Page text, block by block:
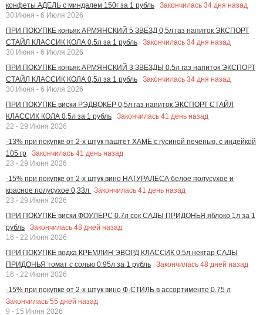
конфеты АДЕЛЬ с миндалем 150г за 1 рубль
Закончилась 34 дня назад
30 Июня - 6 Июля 2026
ПРИ ПОКУПКЕ коньяк АРМЯНСКИЙ 5 ЗВЕЗД 0,5л газ напиток ЭКСПОРТ
СТАЙЛ КЛАССИК КОЛА 0,5л за 1 рубль
Закончилась 34 дня назад
30 Июня - 6 Июля 2026
ПРИ ПОКУПКЕ коньяк АРМЯНСКИЙ 3 ЗВЕЗДЫ 0,5л газ напиток ЭКСПОРТ
СТАЙЛ КЛАССИК КОЛА 0,5л за 1 рубль
Закончилась 34 дня назад
30 Июня - 6 Июля 2026
ПРИ ПОКУПКЕ виски РЭДВОКЕР 0,5л газ напиток ЭКСПОРТ СТАЙЛ
КЛАССИК КОЛА 0,5л за 1 рубль
Закончилась 41 день назад
22 - 29 Июня 2026
-13% при покупке от 2-х штук паштет ХАМЕ с гусиной печенью, с индейкой
105 гр
Закончилась 41 день назад
23 - 29 Июня 2026
-15% при покупке от 2-х штук вино НАТУРАЛЕСА белое полусухое и
красное полусухое 0,33л Закончилась 41 день назад
23 - 29 Июня 2026
ПРИ ПОКУПКЕ виски ФОУЛЕРС 0.7л сок САДЫ ПРИДОНЬЯ яблоко 1л за 1
рубль
Закончилась 48 дней назад
16 - 22 Июня 2026
ПРИ ПОКУПКЕ водка КРЕМЛИН ЭВОРД КЛАССИК 0.5л нектар САДЫ
ПРИДОНЬЯ томат с солью 0.95л за 1 рубль
Закончилась 48 дней назад
16 - 22 Июня 2026
-15% при покупке от 2-х штук вино Ф-СТИЛЬ в ассортименте 0.75 л
Закончилась 55 дней назад
9 - 15 Июня 2026